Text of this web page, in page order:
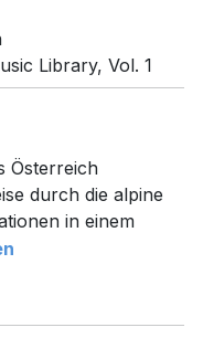
Library, Vol. 1
Österreich
durch die alpine
in einem